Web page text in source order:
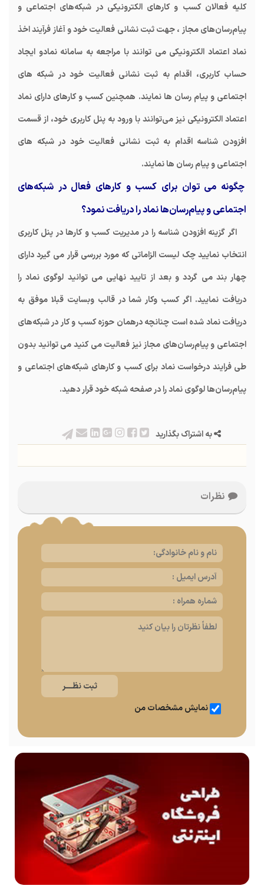
کلیه فعالان کسب و کارهای الکترونیکی در شبکه‌های اجتماعی و
پیام‌رسان‌های مجاز ، جهت ثبت نشانی فعالیت خود و آغاز فرآیند اخذ
نماد اعتماد الکترونیکی می توانند با مراجعه به سامانه نمادو ایجاد
حساب کاربری، اقدام به ثبت نشانی فعالیت خود در شبکه های
اجتماعی و پیام رسان ها نمایند. همچنین کسب و کارهای دارای نماد
اعتماد الکترونیکی نیز می‌توانند با ورود به پنل کاربری خود، از قسمت
افزودن شناسه اقدام به ثبت نشانی فعالیت خود در شبکه های
اجتماعی و پیام رسان ها نمایند.
چگونه می توان برای کسب و کارهای فعال در شبکه‌های
اجتماعی و پیام‌رسان‌ها نماد را دریافت نمود؟
اگر گزینه افزودن شناسه را در مدیریت کسب و کارها در پنل کاربری
انتخاب نمایید چک لیست الزاماتی که مورد بررسی قرار می گیرد دارای
چهار بند می گردد و بعد از تایید نهایی می توانید لوگوی نماد را
دریافت نمایید. اگر کسب وکار شما در قالب وبسایت قبلا موفق به
دریافت نماد شده است چنانچه درهمان حوزه کسب و کار در شبکه‌های
اجتماعی و پیام‌رسان‌های مجاز نیز فعالیت می کنید می توانید بدون
طی فرایند درخواست نماد برای کسب و کارهای شبکه‌های اجتماعی و
پیام‌رسان‌ها لوگوی نماد را در صفحه شبکه خود قرار دهید.
به اشتراک بگذارید
نظرات
نمایش مشخصات من